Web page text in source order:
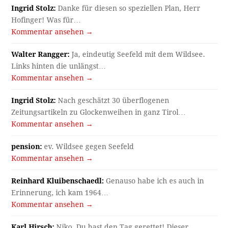
Ingrid Stolz: Danke für diesen so speziellen Plan, Herr
Hofinger! Was für…
Kommentar ansehen →
Walter Rangger: Ja, eindeutig Seefeld mit dem Wildsee.
Links hinten die unlängst…
Kommentar ansehen →
Ingrid Stolz: Nach geschätzt 30 überflogenen
Zeitungsartikeln zu Glockenweihen in ganz Tirol…
Kommentar ansehen →
pension: ev. Wildsee gegen Seefeld
Kommentar ansehen →
Reinhard Kluibenschaedl: Genauso habe ich es auch in
Erinnerung, ich kam 1964…
Kommentar ansehen →